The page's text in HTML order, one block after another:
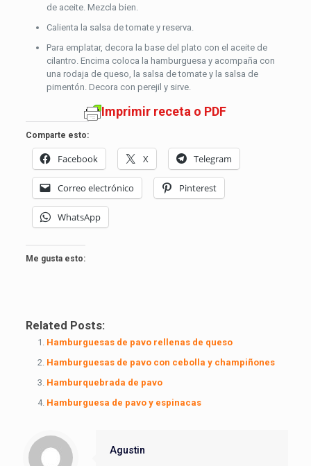
de aceite. Mezcla bien.
Calienta la salsa de tomate y reserva.
Para emplatar, decora la base del plato con el aceite de
cilantro. Encima coloca la hamburguesa y acompaña con
una rodaja de queso, la salsa de tomate y la salsa de
pimentón. Decora con perejil y sirve.
Imprimir receta o PDF
Comparte esto:
Facebook X Telegram
Correo electrónico Pinterest
WhatsApp
Me gusta esto:
Related Posts:
Hamburguesas de pavo rellenas de queso
Hamburguesas de pavo con cebolla y champiñones
Hamburquebrada de pavo
Hamburguesa de pavo y espinacas
Agustin